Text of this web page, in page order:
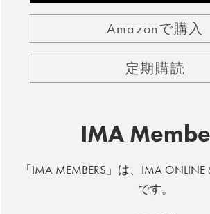
Amazonで購入
定期購読
IMA
「IMA MEMBERS」は、IMA
です。